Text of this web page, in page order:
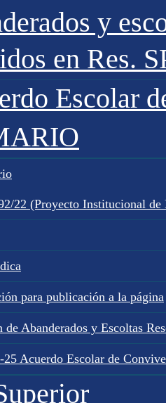
y
en Res.
Escolar
22 (Proyecto Institucional de
para publicación a la página
de Abanderados y Escoltas
Acuerdo Escolar de